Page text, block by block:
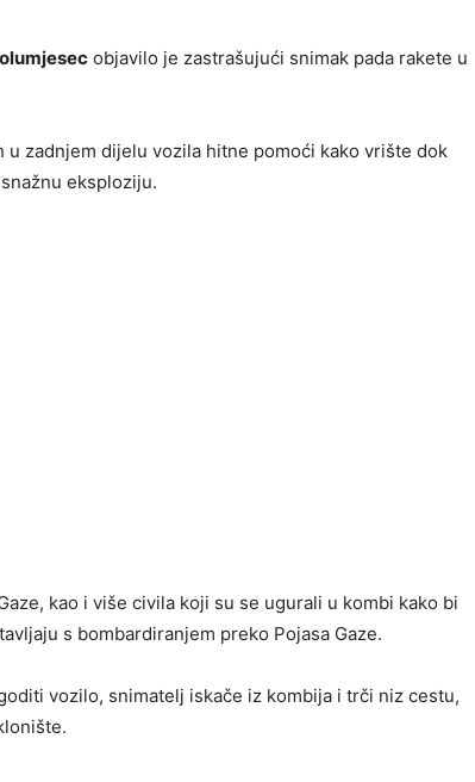
objavilo je zastrašujući snimak pada rakete u
zadnjem dijelu vozila hitne pomoći kako vrište dok
eksploziju.
kao i više civila koji su se ugurali u kombi kako bi
s bombardiranjem preko Pojasa Gaze.
vozilo, snimatelj iskače iz kombija i trči niz cestu,